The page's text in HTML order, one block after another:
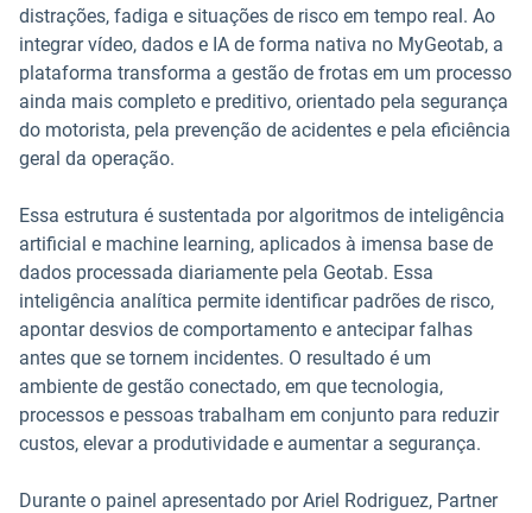
distrações, fadiga e situações de risco em tempo real. Ao
integrar vídeo, dados e IA de forma nativa no MyGeotab, a
plataforma transforma a gestão de frotas em um processo
ainda mais completo e preditivo, orientado pela segurança
do motorista, pela prevenção de acidentes e pela eficiência
geral da operação.
Essa estrutura é sustentada por algoritmos de inteligência
artificial e machine learning, aplicados à imensa base de
dados processada diariamente pela Geotab. Essa
inteligência analítica permite identificar padrões de risco,
apontar desvios de comportamento e antecipar falhas
antes que se tornem incidentes. O resultado é um
ambiente de gestão conectado, em que tecnologia,
processos e pessoas trabalham em conjunto para reduzir
custos, elevar a produtividade e aumentar a segurança.
Durante o painel apresentado por Ariel Rodriguez, Partner